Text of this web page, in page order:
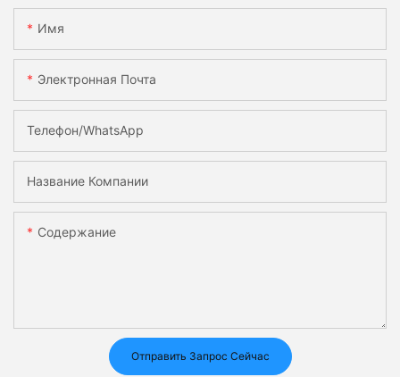
Имя
Электронная Почта
Телефон/WhatsApp
Название Компании
Содержание
Отправить Запрос Сейчас